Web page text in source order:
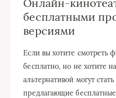
Онлайн-
бесплатными
версиями
Если вы хотите смотреть
бесплатно, но не хотите
альтернативой могут
предлагающие